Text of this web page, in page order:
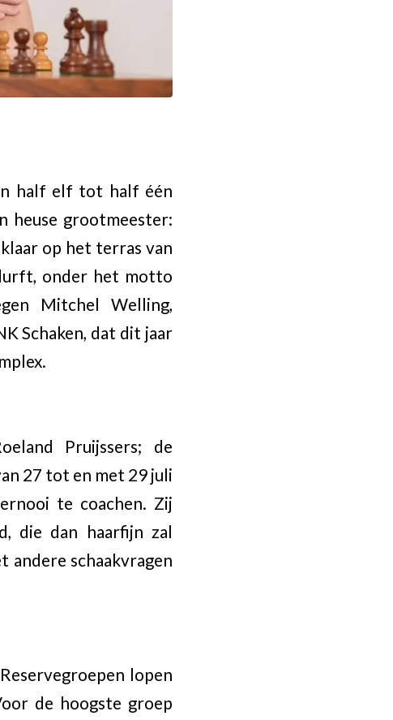
half elf tot half één
heuse grootmeester:
op het terras van
onder het motto
Mitchel Welling,
Schaken, dat dit jaar
Pruijssers; de
27 tot en met 29 juli
te coachen. Zij
die dan haarfijn zal
andere schaakvragen
lopen
de hoogste groep